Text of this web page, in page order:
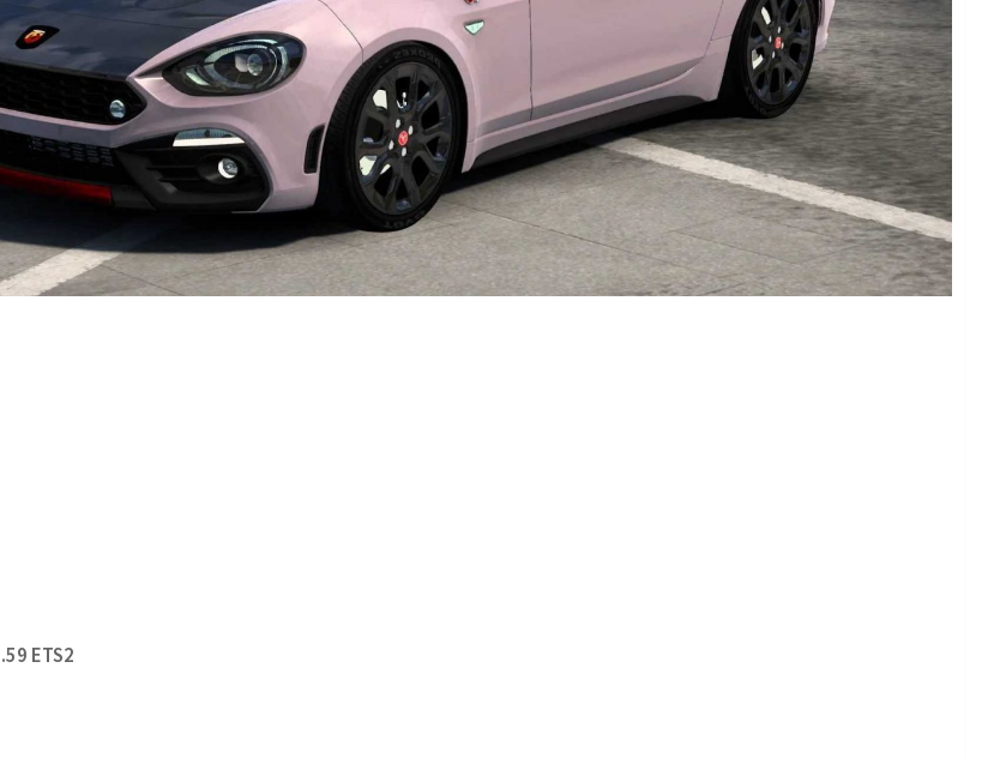
ETS2